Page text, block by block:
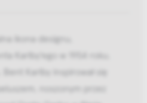
ikona designu,
Karlby'ego w 1954 roku.
Karlby inspirował się
noszonym przez